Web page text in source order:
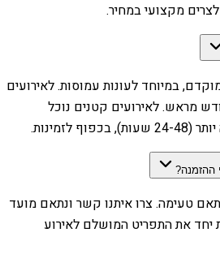
במיוחד לעונות עמוסות. לאירועים
מראש. לאירועים קטנים נוכל
לזמינות.
ההזמנה?
טעימה. צרו איתנו קשר ונתאם מועד
יחד את התפריט המושלם לאירוע